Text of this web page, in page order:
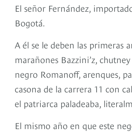
El señor Fernández,
Bogotá.
A él se le deben las primeras
marañones Bazzini’z,
negro Romanoff, arenques,
casona de la carrera 11 con
el patriarca paladeaba,
El mismo año en que este